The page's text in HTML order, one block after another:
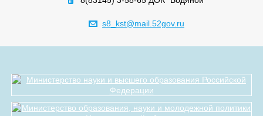
s8_kst@mail.52gov.ru